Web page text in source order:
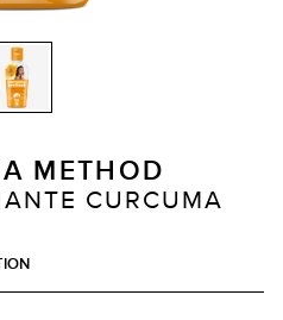
METHOD
CURCUMA